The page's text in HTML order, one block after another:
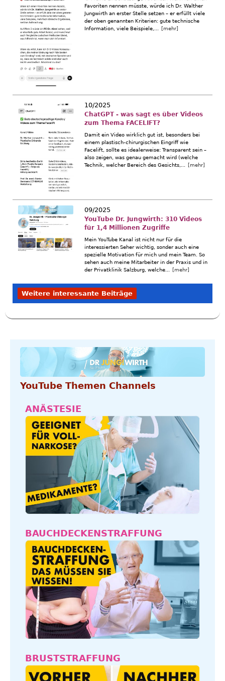
Favoriten nennen müsste, würde ich Dr. Walther
Jungwirth an erster Stelle setzen – er erfüllt viele
der oben genannten Kriterien: gute technische
Information, viele Beispiele,...
[mehr]
10/2025
ChatGPT - was sagt es über Videos
zum Thema FACELIFT?
Damit ein Video wirklich gut ist, besonders bei
einem plastisch-chirurgischen Eingriff wie
Facelift, sollte es idealerweise: Transparent sein –
also zeigen, was genau gemacht wird (welche
Technik, welcher Bereich des Gesichts,...
[mehr]
09/2025
YouTube Dr. Jungwirth: 310 Videos
für 1,4 Millionen Zugriffe
Mein YouTube Kanal ist nicht nur für die
interessierten Seher wichtig, sonder auch eine
spezielle Motivation für mich und mein Team. So
sehen auch meine Mitarbeiter in der Praxis und in
der Privatklinik Salzburg, welche...
[mehr]
Weitere interessante Beiträge
YouTube Themen Channels
ANÄSTESIE
BAUCHDECKENSTRAFFUNG
BRUSTSTRAFFUNG